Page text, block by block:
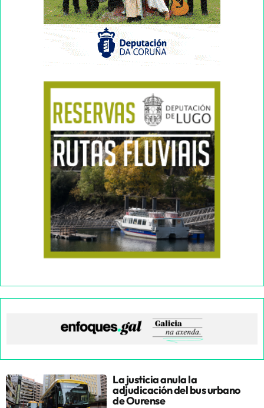
La justicia anula la
adjudicación del bus urbano
de Ourense